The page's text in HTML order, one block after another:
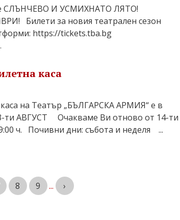
СЛЪНЧЕВО И УСМИХНАТО ЛЯТО!
Билети за новия театрален сезон
https://tickets.tba.bg
каса
на Театър „БЪЛГАРСКА АРМИЯ“ е в
АВГУСТ Очакваме Ви отново от 14-ти
ч. Почивни дни: събота и неделя ...
8 9 ... ›